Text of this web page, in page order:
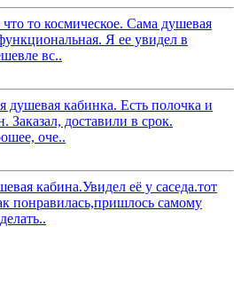
то космическое. Сама душевая
Я ее увидел в
вс..
душевая кабинка. Есть полочка и
Заказал, доставили в срок.
оче..
кабина.Увидел её у саседа.тот
понравилась,пришлось самому